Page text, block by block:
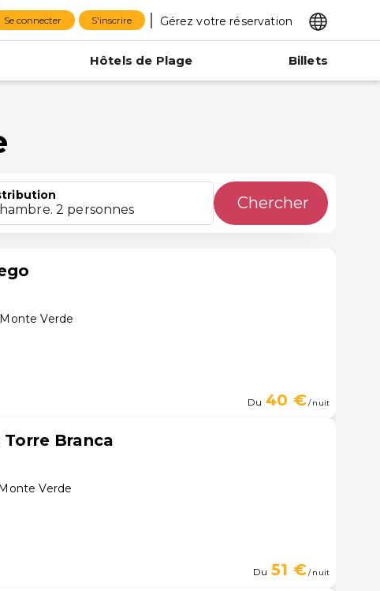
Se connecter S'inscrire Gérez votre réservation
Hôtels de Plage Billets
2 personnes Chercher
Verde
Du 40 €/ nuit
Branca
Verde
Du 51 €/ nuit